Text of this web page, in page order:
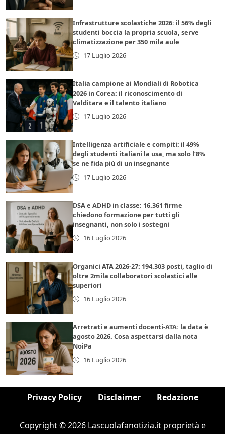
Infrastrutture scolastiche 2026: il 56% degli
studenti boccia la propria scuola, serve
climatizzazione per 350 mila aule
17 Luglio 2026
Italia campione ai Mondiali di Robotica
2026 in Corea: il riconoscimento di
Valditara e il talento italiano
17 Luglio 2026
Intelligenza artificiale e compiti: il 49%
degli studenti italiani la usa, ma solo l’8%
se ne fida più di un insegnante
17 Luglio 2026
DSA e ADHD in classe: 16.361 firme
chiedono formazione per tutti gli
insegnanti, non solo i sostegni
16 Luglio 2026
Organici ATA 2026-27: 194.303 posti, taglio di
oltre 2mila collaboratori scolastici alle
superiori
16 Luglio 2026
Arretrati e aumenti docenti-ATA: la data è
agosto 2026. Cosa aspettarsi dalla nota
NoiPa
16 Luglio 2026
Privacy Policy Disclaimer Redazione
Copyright © 2026 Lascuolafanotizia.it proprietà e